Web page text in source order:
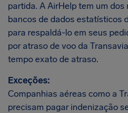
partida. A AirHelp tem um
bancos de dados estatísticos
para respaldá-lo em seus
por atraso de voo da
tempo exato de atraso.
Exceções:
Companhias aéreas como a
precisam pagar indenização